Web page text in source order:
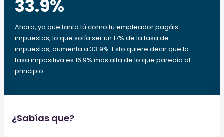
33.9%
Ahora, ya que tanto tú como tu empleador pagáis
impuestos, lo que solía ser un 17% de la tasa de
impuestos, aumenta a 33.9%. Esto quiere decir que la
tasa impositiva es 16.9% más alta de lo que parecía al
principio.
¿Sabías que?